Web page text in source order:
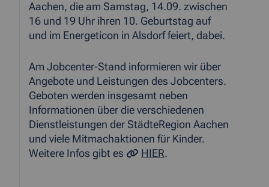
Aachen, die am Samstag, 14.09. zwischen
16 und 19 Uhr ihren 10. Geburtstag auf
und im Energeticon in Alsdorf feiert, dabei.
Am Jobcenter-Stand informieren wir über
Angebote und Leistungen des Jobcenters.
Geboten werden insgesamt neben
Informationen über die verschiedenen
Dienstleistungen der StädteRegion Aachen
und viele Mitmachaktionen für Kinder.
Weitere Infos gibt es
HIER.